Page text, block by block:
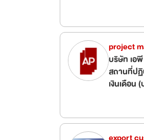
project
บริษัท เอ
สถานที่ป
เงินเดือน